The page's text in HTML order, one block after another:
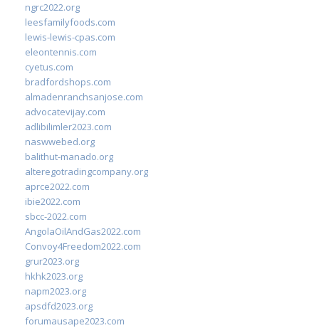
ngrc2022.org
leesfamilyfoods.com
lewis-lewis-cpas.com
eleontennis.com
cyetus.com
bradfordshops.com
almadenranchsanjose.com
advocatevijay.com
adlibilimler2023.com
naswwebed.org
balithut-manado.org
alteregotradingcompany.org
aprce2022.com
ibie2022.com
sbcc-2022.com
AngolaOilAndGas2022.com
Convoy4Freedom2022.com
grur2023.org
hkhk2023.org
napm2023.org
apsdfd2023.org
forumausape2023.com